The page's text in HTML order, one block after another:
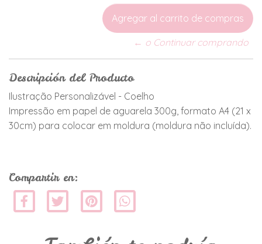
← o Continuar comprando
Descripción del Producto
Ilustração Personalizável - Coelho
Impressão em papel de aguarela 300g, formato A4 (21 x
30cm) para colocar em moldura (moldura não incluída).
Compartir en: